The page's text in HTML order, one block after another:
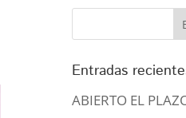
Entradas
ABIERTO EL